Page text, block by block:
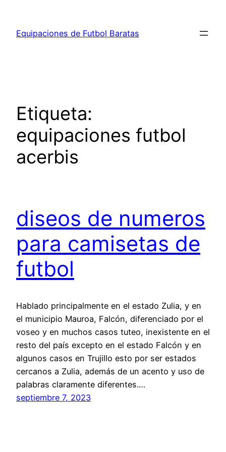
contenido
Equipaciones de Futbol Baratas
Etiqueta:
equipaciones futbol
acerbis
diseos de numeros
para camisetas de
futbol
Hablado principalmente en el estado Zulia, y en
el municipio Mauroa, Falcón, diferenciado por el
voseo y en muchos casos tuteo, inexistente en el
resto del país excepto en el estado Falcón y en
algunos casos en Trujillo esto por ser estados
cercanos a Zulia, además de un acento y uso de
palabras claramente diferentes.…
septiembre 7, 2023